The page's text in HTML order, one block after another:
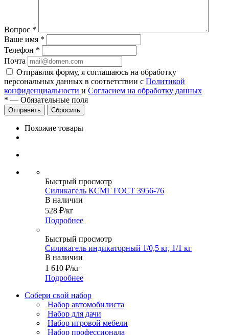
Вопрос *
Ваше имя *
Телефон *
Почта
Отправляя форму, я соглашаюсь на обработку
персональных данных в соответствии с Политикой
конфиденциальности и Согласием на обработку данных
* — Обязательные поля
Сбросить
Похожие товары
Быстрый просмотр
Силикагель КСМГ ГОСТ 3956-76
В наличии
528 ₽/кг
Подробнее
Быстрый просмотр
Силикагель индикаторный 1/0,5 кг, 1/1 кг
В наличии
1 610 ₽/кг
Подробнее
Собери свой набор
Набор автомобилиста
Набор для дачи
Набор игровой мебели
Набор профессионала